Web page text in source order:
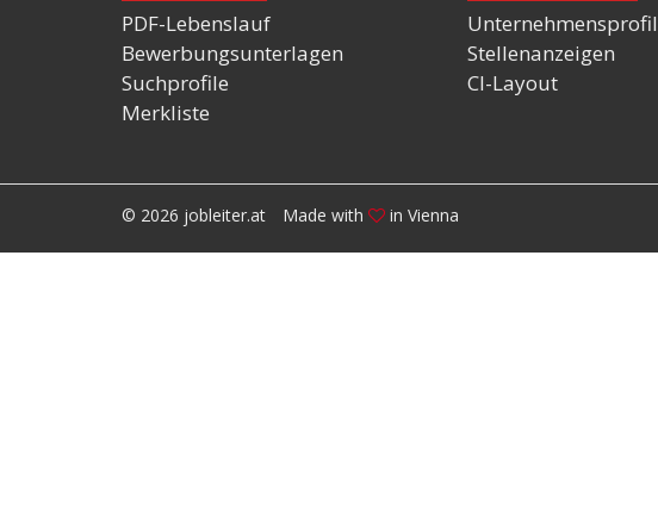
PDF-Lebenslauf
Bewerbungsunterlagen
Suchprofile
Merkliste
Unternehmensprofil
Stellenanzeigen
CI-Layout
© 2026 jobleiter.at Made with in Vienna